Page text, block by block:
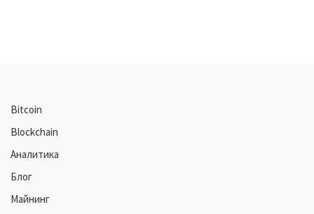
Bitcoin
Blockchain
Аналитика
Блог
Майнинг